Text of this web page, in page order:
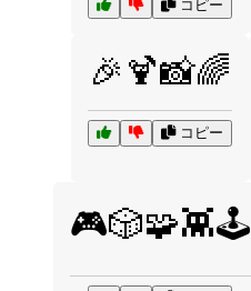
コピー
🎉🍹📸🌈
コピー
🎮🎲🧩👾🕹️